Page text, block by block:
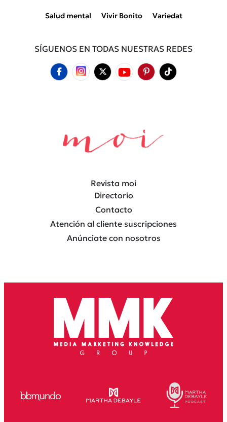
Salud mental Vivir Bonito Variedat
SÍGUENOS EN TODAS NUESTRAS REDES
Revista moi
Directorio
Contacto
Atención al cliente suscripciones
Anúnciate con nosotros